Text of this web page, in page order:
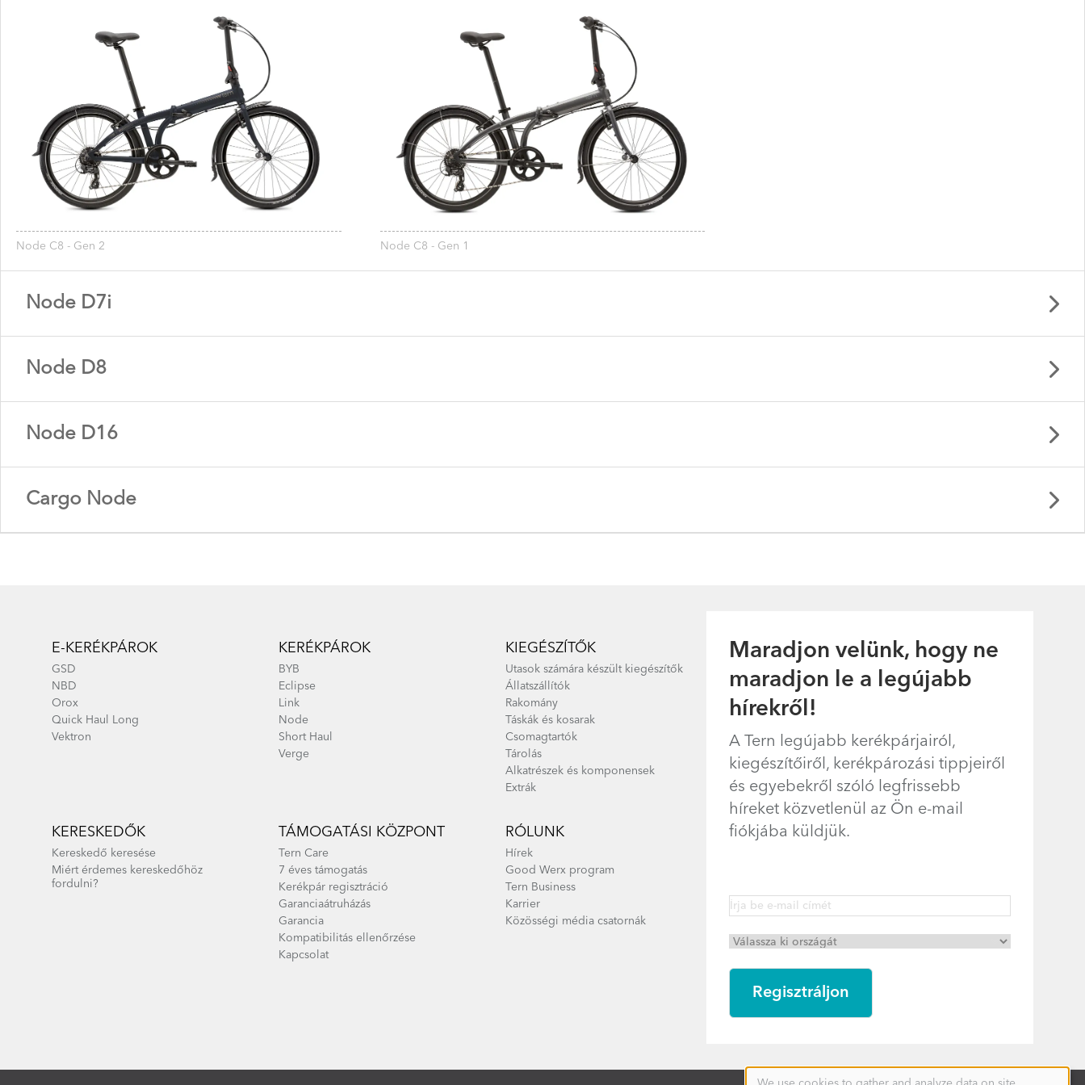
Node C8 - Gen 2 Node C8 - Gen 1
Node D7i
Node D8
Node D8 - Gen 3
Node D16
Node D16 - Gen 2
Cargo Node
Maradjon velünk, hogy ne
maradjon le a legújabb
hírekről!
A Tern legújabb kerékpárjairól,
kiegészítőiről, kerékpározási tippjeiről
és egyebekről szóló legfrissebb
híreket közvetlenül az Ön e-mail
fiókjába küldjük.
E-KERÉKPÁROK
GSD
NBD
Orox
Quick Haul Long
Vektron
KERÉKPÁROK
BYB
Eclipse
Link
Node
Short Haul
Verge
KIEGÉSZÍTŐK
Utasok számára készült kiegészítők
Állatszállítók
Rakomány
Táskák és kosarak
Csomagtartók
Tárolás
Alkatrészek és komponensek
Extrák
KERESKEDŐK
Kereskedő keresése
Miért érdemes kereskedőhöz
fordulni?
TÁMOGATÁSI KÖZPONT
Tern Care
7 éves támogatás
Kerékpár regisztráció
Garanciaátruházás
Garancia
Kompatibilitás ellenőrzése
Kapcsolat
RÓLUNK
Hírek
Good Werx program
Tern Business
Karrier
Közösségi média csatornák